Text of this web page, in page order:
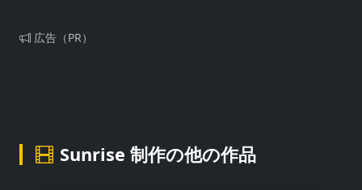
広告（PR）
Sunrise 制作の他の作品